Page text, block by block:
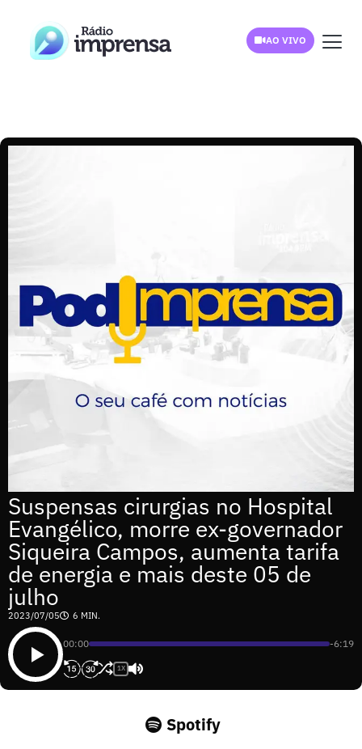
AO VIVO
Suspensas cirurgias no Hospital
Evangélico, morre ex-governador
Siqueira Campos, aumenta tarifa
de energia e mais deste 05 de
julho
2023/07/05 6 MIN.
00:00 -6:19
1X
Spotify